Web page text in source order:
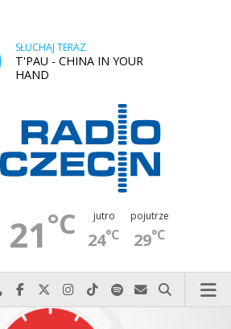
SŁUCHAJ TERAZ
T'PAU - CHINA IN YOUR
HAND
21°C jutro
24°C
pojutrze
29°C
Najlepiej po prostu do nas zadzwoń
Odwiedź nas na Facebook-u
Odwiedź nas na X
Odwiedź nas na Instagram-ie
Odwiedź nas na TikTok-u
Szukaj nas na Spotify
Wyślij do nas
Szukaj